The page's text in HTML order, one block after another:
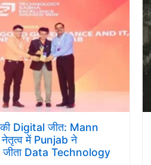
Digital जीत: Mann
में Punjab ने
Data Technology